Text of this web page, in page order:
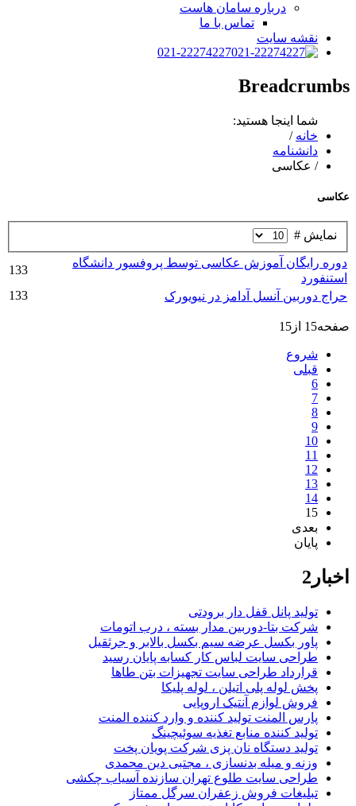
درباره سامان هاست
تماس با ما
نقشه سایت
021-22274227
Breadcrumbs
شما اینجا هستید:
خانه /
دانشنامه
/ عکاسی
عکاسی
نمایش #
دوره رایگان آموزش عکاسی توسط پروفسور دانشگاه
استنفورد
133
حراج دوربین آنسل آدامز در نیویورک
133
صفحه15 از15
شروع
قبلی
6
7
8
9
10
11
12
13
14
15
بعدی
پایان
اخبار2
تولید پانل قفل دار برودتی
شرکت بتا-دوربین مدار بسته ، درب اتومات
پاور بکسل عرضه سیم بکسل بالابر و جرثقیل
طراحی سایت لباس کار کسابه پایان رسید
قرارداد طراحی سایت تجهیزات بتن طاها
پخش لوله پلی اتیلن ، لوله پلیکا
فروش لوازم آنتیک اروپایی
پارس المنت تولید کننده و وارد کننده المنت
تولید کننده منابع تغذیه سوئیچینگ
تولید دستگاه نان پزی شرکت پویان پخت
وزنه و میله بدنسازی ، مجتبی دین محمدی
طراحی سایت طلوع تهران سازنده آسیاب چکشی
تبلیغات فروش زعفران سرگل ممتاز